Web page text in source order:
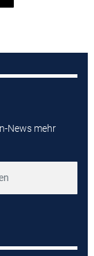
News mehr